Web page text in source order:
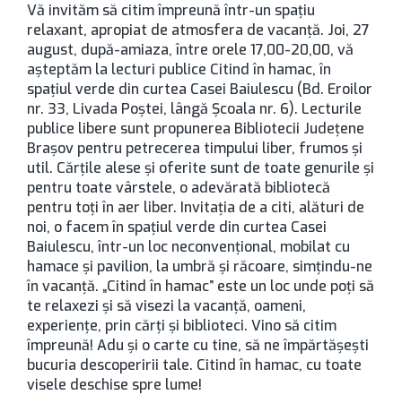
Vă invităm să citim împreună într-un spațiu
relaxant, apropiat de atmosfera de vacanță. Joi, 27
august, după-amiaza, între orele 17,00-20,00, vă
așteptăm la lecturi publice Citind în hamac, în
spațiul verde din curtea Casei Baiulescu (Bd. Eroilor
nr. 33, Livada Poștei, lângă Școala nr. 6). Lecturile
publice libere sunt propunerea Bibliotecii Judeţene
Braşov pentru petrecerea timpului liber, frumos şi
util. Cărţile alese şi oferite sunt de toate genurile şi
pentru toate vârstele, o adevărată bibliotecă
pentru toţi în aer liber. Invitaţia de a citi, alături de
noi, o facem în spaţiul verde din curtea Casei
Baiulescu, într-un loc neconvenţional, mobilat cu
hamace şi pavilion, la umbră şi răcoare, simţindu-ne
în vacanţă. „Citind în hamac” este un loc unde poţi să
te relaxezi şi să visezi la vacanţă, oameni,
experienţe, prin cărţi şi biblioteci. Vino să citim
împreună! Adu și o carte cu tine, să ne împărtășești
bucuria descoperirii tale. Citind în hamac, cu toate
visele deschise spre lume!